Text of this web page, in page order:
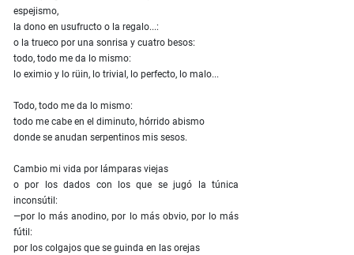
espejismo,
la dono en usufructo o la regalo...:
o la trueco por una sonrisa y cuatro besos:
todo, todo me da lo mismo:
lo eximio y lo rüin, lo trivial, lo perfecto, lo malo...
Todo, todo me da lo mismo:
todo me cabe en el diminuto, hórrido abismo
donde se anudan serpentinos mis sesos.
Cambio mi vida por lámparas viejas
o por los dados con los que se jugó la túnica
inconsútil:
—por lo más anodino, por lo más obvio, por lo más
fútil:
por los colgajos que se guinda en las orejas